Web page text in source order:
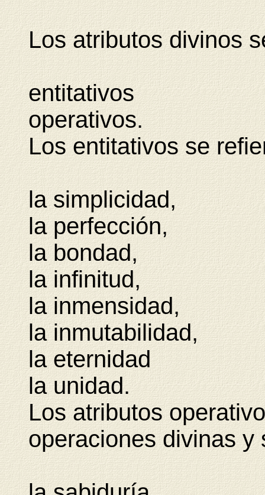
Los atributos divinos
entitativos
operativos.
Los entitativos se
la simplicidad,
la perfección,
la bondad,
la infinitud,
la inmensidad,
la inmutabilidad,
la eternidad
la unidad.
Los atributos
operaciones divinas y